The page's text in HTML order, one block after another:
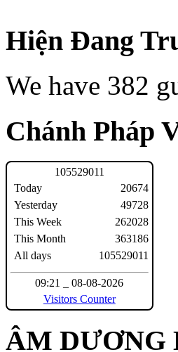
Hiện Đang
We have 382
Chánh Pháp
105529011
Today
Yesterday
This Week
This Month
All days
20674
49728
262028
363186
105529011
09:21 _ 08-08-2026
Visitors Counter
ÂM DƯƠNG